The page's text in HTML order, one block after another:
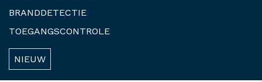
BRANDDETECTIE
TOEGANGSCONTROLE
NIEUW